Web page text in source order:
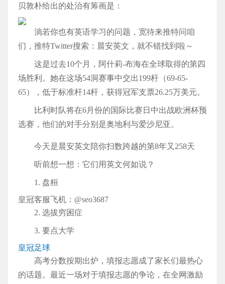
贝敦朴给出的处治有筹画是：
淌若你也有英语学习的问题，宽待来推特问咱
们，推特Twitter搜索：晨安英文，就不错找到啦～
这是过去10个月，阿什莉-布海在全球取得的第四
场胜利。她在这场54洞赛事中交出199杆（69-65-
65），低于标准杆14杆，获得冠军支票26.25万美元。
比利时队将在6月份的国际比赛日中出战欧洲杯预
选赛，他们的对手分别是奥地利与爱沙尼亚。
今天是晨安英文陪你扫数跨越的第8年又258天
听前想一想：它们用英文何如说？
1. 盘桓
皇冠客服飞机：@seo3687
2. 选拔穷困症
3. 要点大学
皇冠足球
高考分数按期出炉，填报志愿成了家长们最热心
的话题。最近一场对于填报志愿的争论，在全网激励